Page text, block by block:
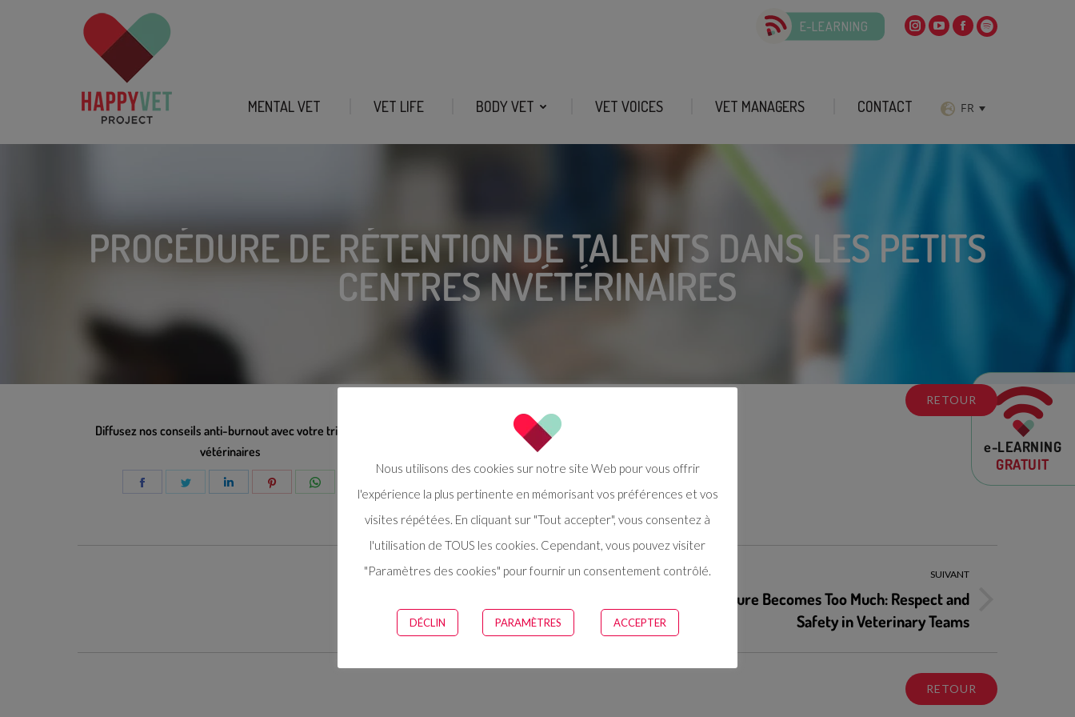
e-LEARNING
GRATUIT
E-LEARNING
MENTAL VET VET LIFE BODY VET VET VOICES VET MANAGERS CONTACT FR
PROCÉDURE DE RÉTENTION DE TALENTS DANS LES PETITS
CENTRES NVÉTÉRINAIRES
RETOUR
Diffusez nos conseils anti-burnout avec votre tribu de
vétérinaires
SUIVANT
When Client Pressure Becomes Too Much: Respect and
Safety in Veterinary Teams
RETOUR
Nous utilisons des cookies sur notre site Web pour vous offrir
l'expérience la plus pertinente en mémorisant vos préférences et vos
visites répétées. En cliquant sur "Tout accepter", vous consentez à
l'utilisation de TOUS les cookies. Cependant, vous pouvez visiter
"Paramètres des cookies" pour fournir un consentement contrôlé.
DÉCLIN PARAMÈTRES ACCEPTER